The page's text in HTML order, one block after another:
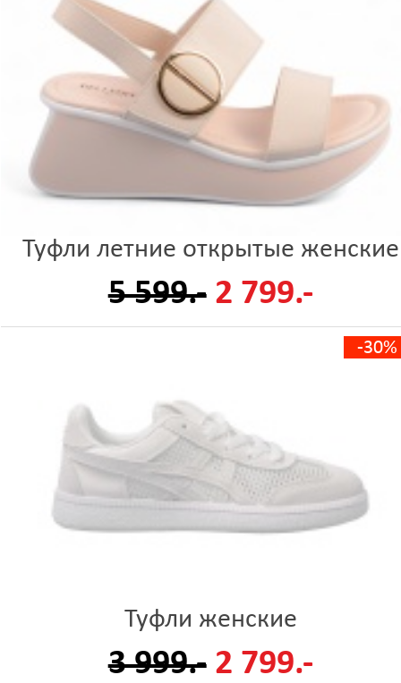
Туфли летние открытые женские
5 599.- 2 799.-
-30%
Туфли женские
3 999.- 2 799.-